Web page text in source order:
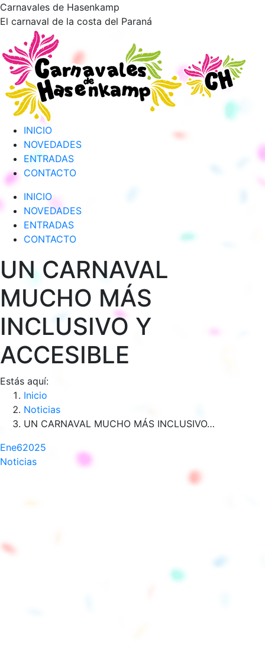
Saltar
al
contenido
Carnavales de Hasenkamp
El carnaval de la costa del Paraná
INICIO
NOVEDADES
ENTRADAS
CONTACTO
INICIO
NOVEDADES
ENTRADAS
CONTACTO
UN CARNAVAL
MUCHO MÁS
INCLUSIVO Y
ACCESIBLE
Estás aquí:
Inicio
Noticias
UN CARNAVAL MUCHO MÁS INCLUSIVO…
Ene62025
Noticias